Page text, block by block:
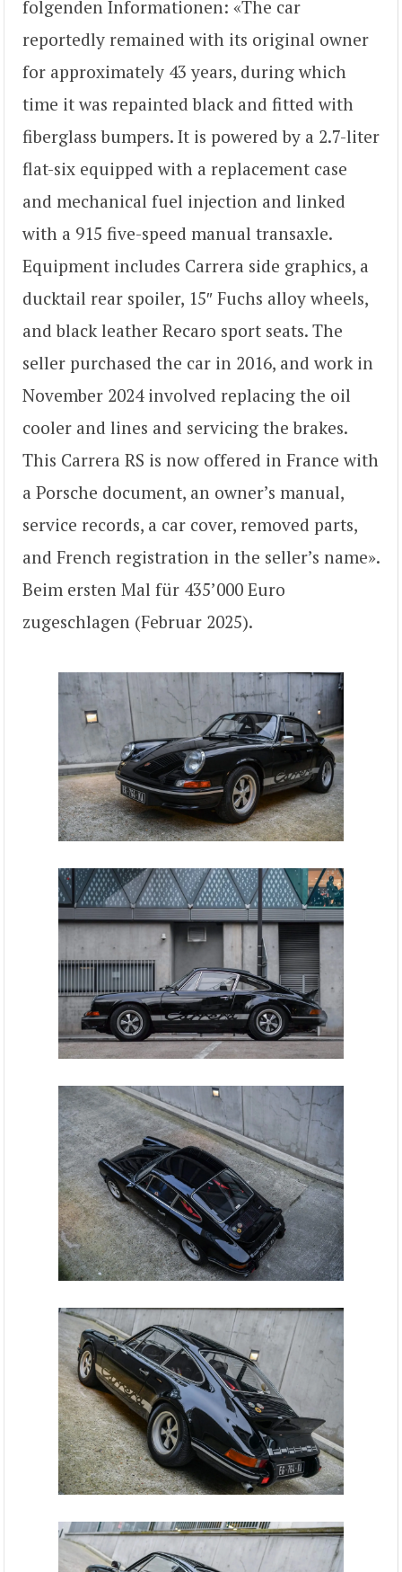
folgenden Informationen: «The car
reportedly remained with its original owner
for approximately 43 years, during which
time it was repainted black and fitted with
fiberglass bumpers. It is powered by a 2.7-liter
flat-six equipped with a replacement case
and mechanical fuel injection and linked
with a 915 five-speed manual transaxle.
Equipment includes Carrera side graphics, a
ducktail rear spoiler, 15″ Fuchs alloy wheels,
and black leather Recaro sport seats. The
seller purchased the car in 2016, and work in
November 2024 involved replacing the oil
cooler and lines and servicing the brakes.
This Carrera RS is now offered in France with
a Porsche document, an owner’s manual,
service records, a car cover, removed parts,
and French registration in the seller’s name».
Beim ersten Mal für 435’000 Euro
zugeschlagen (Februar 2025).